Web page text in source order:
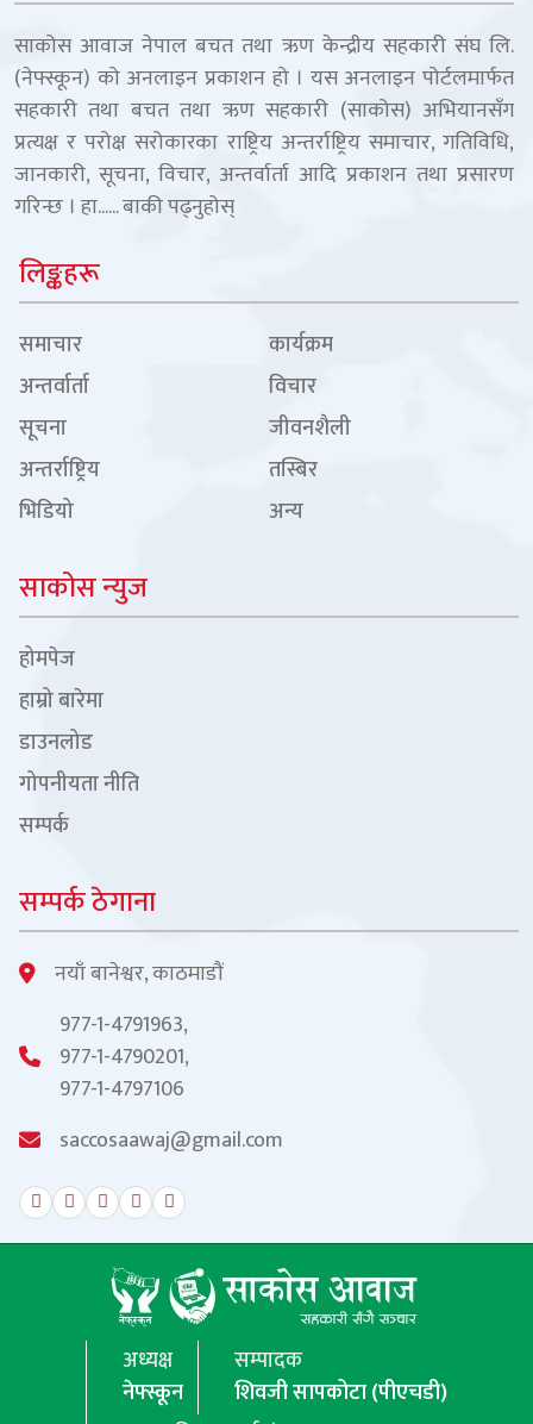
साकोस आवाज नेपाल बचत तथा ऋण केन्द्रीय सहकारी संघ लि.
(नेफ्स्कून) को अनलाइन प्रकाशन हो । यस अनलाइन पोर्टलमार्फत
सहकारी तथा बचत तथा ऋण सहकारी (साकोस) अभियानसँग
प्रत्यक्ष र परोक्ष सरोकारका राष्ट्रिय अन्तर्राष्ट्रिय समाचार, गतिविधि,
जानकारी, सूचना, विचार, अन्तर्वार्ता आदि प्रकाशन तथा प्रसारण
गरिन्छ । हा......बाकी पढ्नुहोस्
लिङ्कहरू
समाचार
कार्यक्रम
अन्तर्वार्ता
विचार
सूचना
जीवनशैली
अन्तर्राष्ट्रिय
तस्बिर
भिडियो
अन्य
साकोस न्युज
होमपेज
हाम्रो बारेमा
डाउनलोड
गोपनीयता नीति
सम्पर्क
सम्पर्क ठेगाना
नयाँ बानेश्वर, काठमाडौं
977-1-4791963,
977-1-4790201,
977-1-4797106
saccosaawaj@gmail.com
अध्यक्ष
नेफ्स्कून
सम्पादक
शिवजी सापकोटा (पीएचडी)